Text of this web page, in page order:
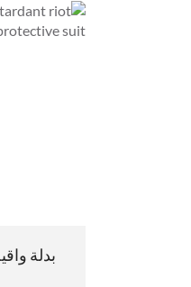
بدلة